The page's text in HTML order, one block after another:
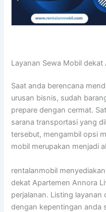
Layanan Sewa Mobil
Saat anda berencana
urusan bisnis, sudah
prepare dengan cermat.
sarana transportasi yang
tersebut, mengambil opsi
mobil merupakan menjadi
rentalanmobil
dekat Apartemen Annora
perjalanan. Listing
dengan kepentingan anda